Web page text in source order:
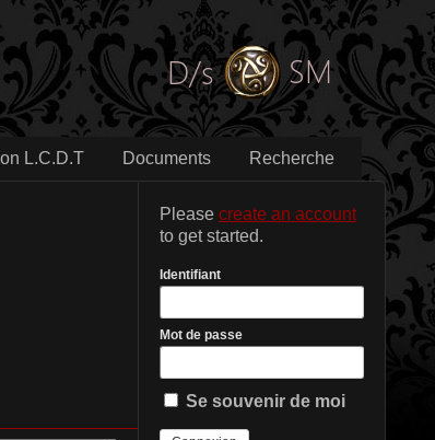
L.C.D.T Documents Recherche
Please create an account
to get started.
Identifiant
Mot de passe
Se souvenir de moi